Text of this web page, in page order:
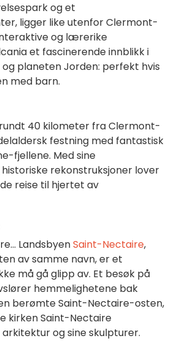
og et
ligger like utenfor Clermont-
og lærerike
et fascinerende innblikk i
planeten Jorden: perfekt hvis
med barn.
40 kilometer fra Clermont-
festning med fantastisk
fjellene. Med sine
rekonstruksjoner lover
reise til hjertet av
LandsbyenSaint-Nectaire,
av samme navn, er et
må gå glipp av. Et besøk på
hemmelighetene bak
berømte Saint-Nectaire-osten,
kirken Saint-Nectaire
og sine skulpturer.